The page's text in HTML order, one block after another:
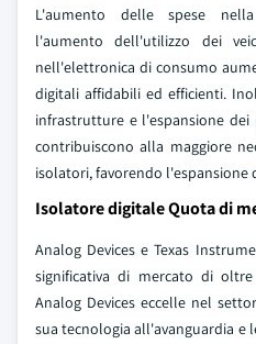
L'aumento delle spese
l'aumento dell'utilizzo dei
nell'elettronica di consumo
digitali affidabili ed efficienti.
infrastrutture e l'espansione
contribuiscono alla maggiore
isolatori, favorendo l'espansione
Isolatore digitale Quota di
Analog Devices e Texas
significativa di mercato di
Analog Devices eccelle nel
sua tecnologia all'avanguardia e